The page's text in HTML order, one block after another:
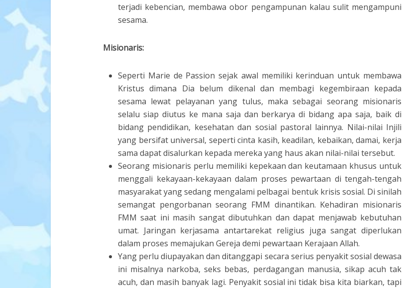
terjadi kebencian, membawa obor pengampunan kalau sulit mengampuni
sesama.
Misionaris:
Seperti Marie de Passion sejak awal memiliki kerinduan untuk membawa
Kristus dimana Dia belum dikenal dan membagi kegembiraan kepada
sesama lewat pelayanan yang tulus, maka sebagai seorang misionaris
selalu siap diutus ke mana saja dan berkarya di bidang apa saja, baik di
bidang pendidikan, kesehatan dan sosial pastoral lainnya. Nilai-nilai Injili
yang bersifat universal, seperti cinta kasih, keadilan, kebaikan, damai, kerja
sama dapat disalurkan kepada mereka yang haus akan nilai-nilai tersebut.
Seorang misionaris perlu memiliki kepekaan dan keutamaan khusus untuk
menggali kekayaan-kekayaan dalam proses pewartaan di tengah-tengah
masyarakat yang sedang mengalami pelbagai bentuk krisis sosial. Di sinilah
semangat pengorbanan seorang FMM dinantikan. Kehadiran misionaris
FMM saat ini masih sangat dibutuhkan dan dapat menjawab kebutuhan
umat. Jaringan kerjasama antartarekat religius juga sangat diperlukan
dalam proses memajukan Gereja demi pewartaan Kerajaan Allah.
Yang perlu diupayakan dan ditanggapi secara serius penyakit sosial dewasa
ini misalnya narkoba, seks bebas, perdagangan manusia, sikap acuh tak
acuh, dan masih banyak lagi. Penyakit sosial ini tidak bisa kita biarkan, tapi